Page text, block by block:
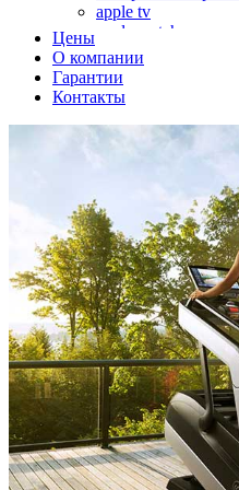
apple tv
apple watch
аромадиффузоров
аромастанций
ароматизаторов
аудиоплееров
аудиопроцессоров
аудиосистем
авто акустики,
авто мониторов
автокондиционера
автоматики для
автоматики
автоматики
автомобильных
автомоек
багги
бактерицидной
беговых дорожек
бензобуров
бензогенераторов
бензоножниц
Цены
О компании
Гарантии
Контакты